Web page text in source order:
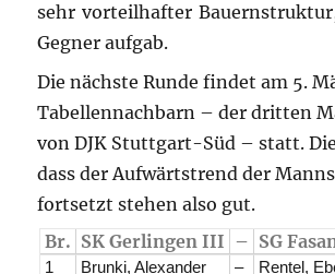
sehr vorteilhafter
Gegner aufgab.
Die nächste Runde findet am 5.
Tabellennachbarn – der dritten
von DJK Stuttgart-Süd – statt.
dass der Aufwärtstrend der
fortsetzt stehen also gut.
Br. SK Gerlingen III – SG
1 Brunki, Alexander – Rentel,